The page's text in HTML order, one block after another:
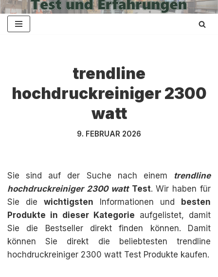
Zum
trendline
hochdruckreiniger 2300
watt
9. FEBRUAR 2026
Sie sind auf der Suche nach einem trendline
hochdruckreiniger 2300 watt Test. Wir haben für
Sie diewichtigsten Informationen und
besten
Produkte in dieser Kategorie aufgelistet, damit
Sie die Bestseller direkt finden können. Damit
können Sie direkt die beliebtesten trendline
hochdruckreiniger 2300 watt Test Produkte kaufen.